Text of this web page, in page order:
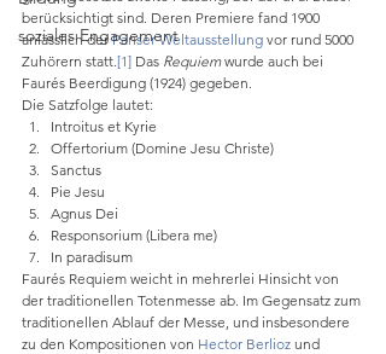
soziales Engagement
berücksichtigt sind. Deren Premiere fand 1900
anlässlich der Pariser Weltausstellung vor rund 5000
Zuhörern statt.[1] Das Requiem wurde auch bei
Faurés Beerdigung (1924) gegeben.
Die Satzfolge lautet:
Introitus et Kyrie
Offertorium (Domine Jesu Christe)
Sanctus
Pie Jesu
Agnus Dei
Responsorium (Libera me)
In paradisum
Faurés Requiem weicht in mehrerlei Hinsicht von
der traditionellen Totenmesse ab. Im Gegensatz zum
traditionellen Ablauf der Messe, und insbesondere
zu den Kompositionen von Hector Berlioz und